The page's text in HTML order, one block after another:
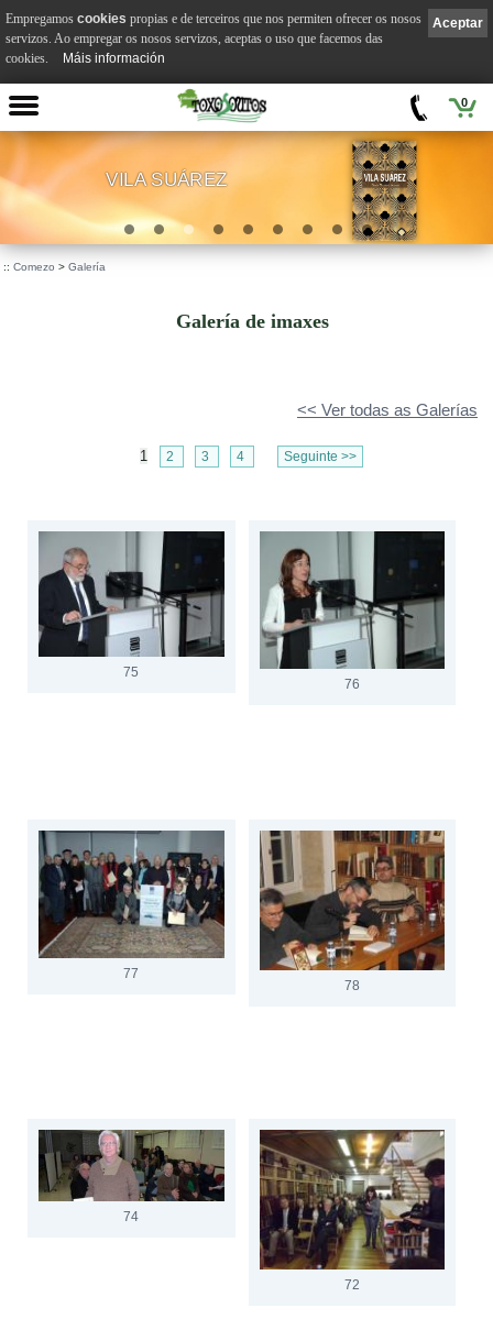
0
VILA SUÁREZ
:: Comezo > Galería
Galería de imaxes
<< Ver todas as Galerías
1 2 3 4 Seguinte >>
75
76
77
78
74
72
Aceptar
Empregamos cookies propias e de terceiros que nos permiten ofrecer os nosos
servizos. Ao empregar os nosos servizos, aceptas o uso que facemos das
cookies.
Máis información